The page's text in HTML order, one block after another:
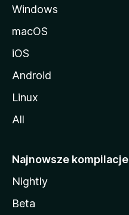
d
—
e
r
Windows
macOS
iOS
Android
Linux
All
Najnowsze kompilacje
Nightly
Beta